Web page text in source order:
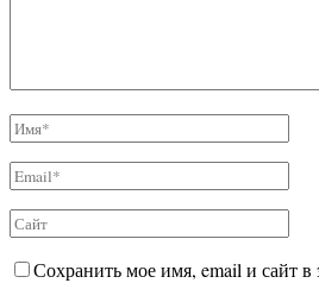
Сохранить мое имя, email и сайт в